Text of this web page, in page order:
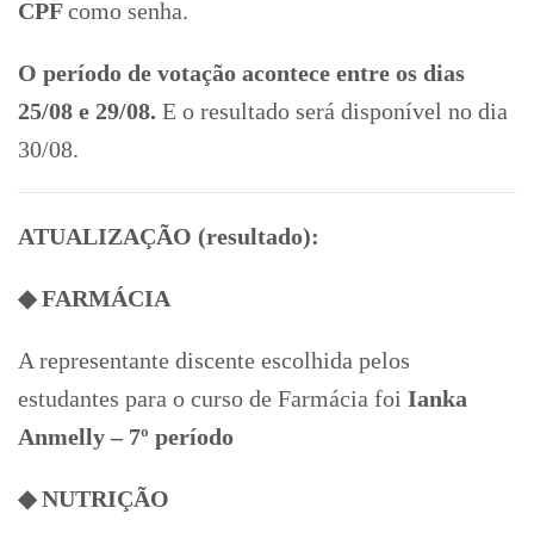
CPFcomo senha.
O período de votação acontece entre os dias
25/08 e 29/08. E o resultado será disponível no dia
30/08.
ATUALIZAÇÃO (resultado):
◆ FARMÁCIA
A representante discente escolhida pelos
estudantes para o curso de Farmácia foi Ianka
Anmelly – 7º período
◆ NUTRIÇÃO